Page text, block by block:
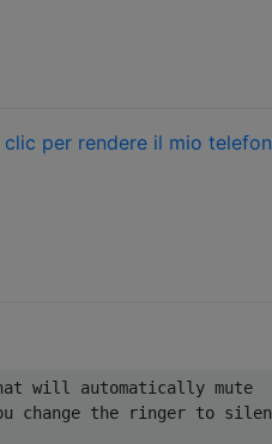
per rendere il mio
will automatically mute
change the ringer to